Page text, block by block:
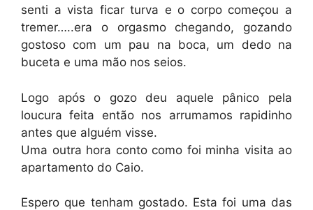
senti a vista ficar turva e o corpo começou a
tremer…..era o orgasmo chegando, gozando
gostoso com um pau na boca, um dedo na
buceta e uma mão nos seios.
Logo após o gozo deu aquele pânico pela
loucura feita então nos arrumamos rapidinho
antes que alguém visse.
Uma outra hora conto como foi minha visita ao
apartamento do Caio.
Espero que tenham gostado. Esta foi uma das